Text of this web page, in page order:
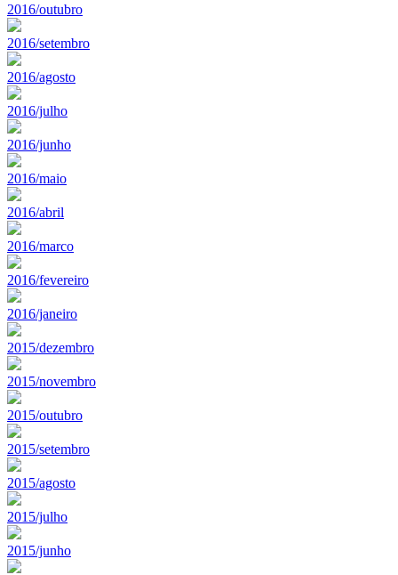
2016/outubro
2016/setembro
2016/agosto
2016/julho
2016/junho
2016/maio
2016/abril
2016/marco
2016/fevereiro
2016/janeiro
2015/dezembro
2015/novembro
2015/outubro
2015/setembro
2015/agosto
2015/julho
2015/junho